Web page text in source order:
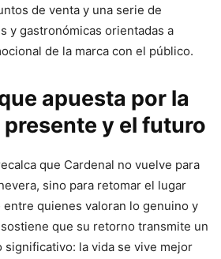
de venta y una serie de
y gastronómicas orientadas a
de la marca con el público.
apuesta por la
y el futuro
que Cardenal no vuelve para
sino para retomar el lugar
quienes valoran lo genuino y
que su retorno transmite un
significativo: la vida se vive mejor